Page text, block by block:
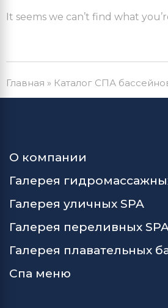
It seems we can’t find what
Главная » Каталог СПА
О компании
Галерея
Галерея уличных SPA
Галерея переливных
Галерея плавательных
Спа меню